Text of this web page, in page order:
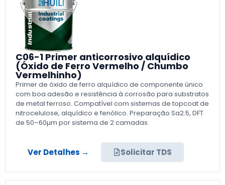
C06-1 Primer anticorrosivo alquídico
(Óxido de Ferro Vermelho / Chumbo
Vermelhinho)
Primer de óxido de ferro alquídico de componente único
com boa adesão e resistência à corrosão para substratos
de metal ferroso. Compatível com sistemas de topcoat de
nitrocelulose, alquídico e fenólico. Preparação Sa2.5, DFT
de 50–60µm por sistema de 2 camadas.
Ver Detalhes → Solicitar TDS